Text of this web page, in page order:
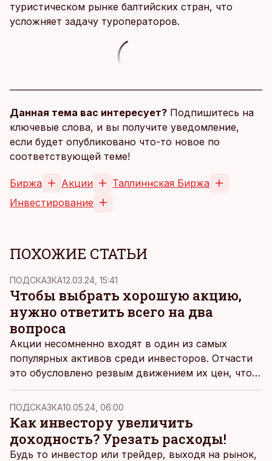
туристическом рынке балтийских стран, что
усложняет задачу туроператоров.
Данная тема вас интересует? Подпишитесь на
ключевые слова, и вы получите уведомление,
если будет опубликовано что-то новое по
соответствующей теме!
Биржа Акции
Таллиннская Биржа
Инвестирование
ПОХОЖИЕ СТАТЬИ
ПОДСКАЗКА12.03.24, 15:41
Чтобы выбрать хорошую акцию,
нужно ответить всего на два
вопроса
Акции несомненно входят в один из самых
популярных активов среди инвесторов. Отчасти
это обусловлено резвым движением их цен, что
может создавать впечатление быстрого и легкого
обогащения на рынке акций. Но спешу вас
разочаровать: относиться к бирже как к казино –
себе дороже, пишет биржевой редактор Дмитрий
Фефилов.
ПОДСКАЗКА10.05.24, 06:00
Как инвестору увеличить
доходность? Урезать расходы!
Будь то инвестор или трейдер, выходя на рынок,